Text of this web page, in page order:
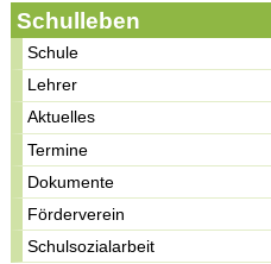
Schulleben
Schule
Lehrer
Aktuelles
Termine
Dokumente
Förderverein
Schulsozialarbeit